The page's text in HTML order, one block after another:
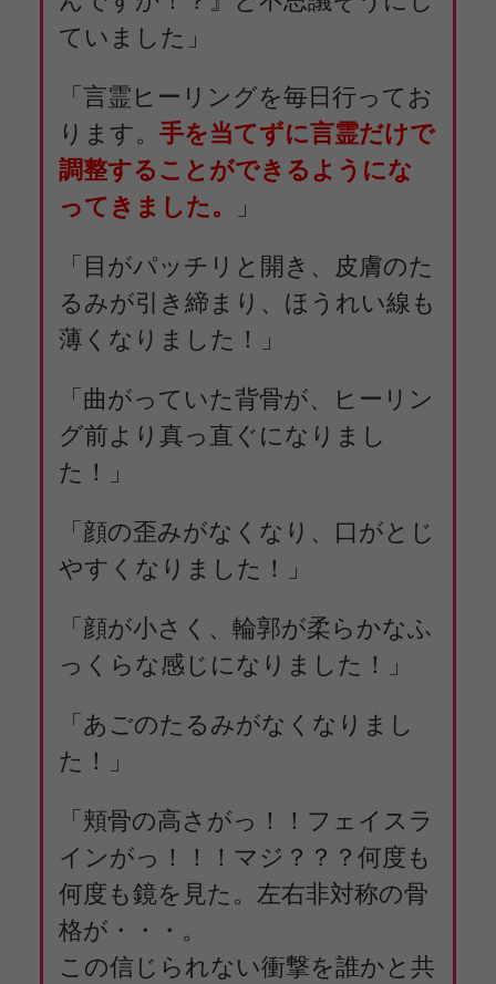
ていました」
「言霊ヒーリングを毎日行ってお
ります。 手を当てずに言霊だけで
調整することができるようにな
ってきました。
」
「目がパッチリと開き、皮膚のた
るみが引き締まり、ほうれい線も
薄くなりました！」
「曲がっていた背骨が、ヒーリン
グ前より真っ直ぐになりまし
た！」
「顔の歪みがなくなり、口がとじ
やすくなりました！」
「顔が小さく、輪郭が柔らかなふ
っくらな感じになりました！」
「あごのたるみがなくなりまし
た！」
「頬骨の高さがっ！！フェイスラ
インがっ！！！マジ？？？何度も
何度も鏡を見た。左右非対称の骨
格が・・・。
この信じられない衝撃を誰かと共